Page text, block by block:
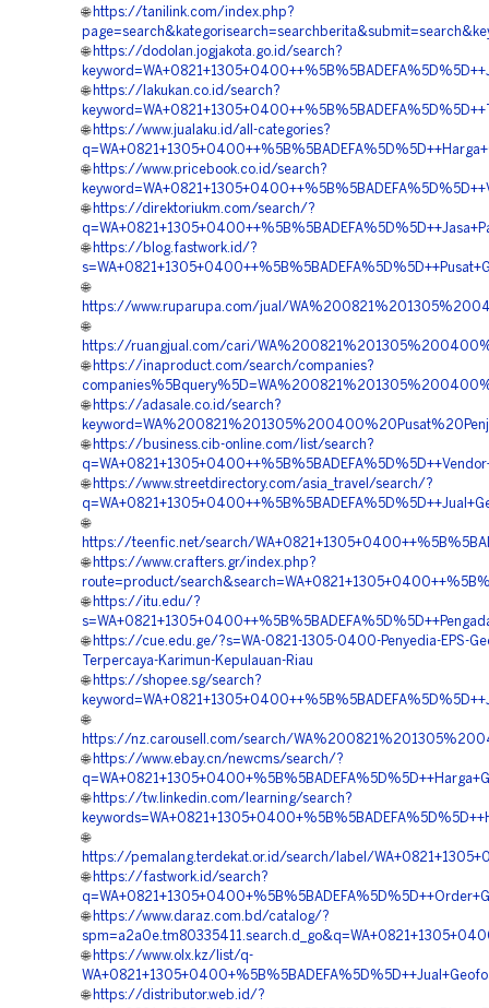
🌐 https://tanilink.com/index.php?
🌐 https://dodolan.jogjakota.go.id/search?
🌐 https://lakukan.co.id/search?
🌐 https://www.jualaku.id/all-categories?
🌐 https://www.pricebook.co.id/search?
🌐 https://direktoriukm.com/search/?
🌐 https://blog.fastwork.id/?
🌐
https://www.ruparupa.com/jual/
🌐
https://ruangjual.com/cari/
🌐 https://inaproduct.com/search/companies?
🌐 https://adasale.co.id/search?
🌐 https://business.cib-online.com/list/search?
🌐 https://www.streetdirectory.com/asia_travel/search/?
🌐
https://teenfic.net/search/
🌐 https://www.crafters.gr/index.php?
route=product/
🌐 https://itu.edu/?
🌐 https://cue.edu.ge/?s=WA-0821-1305-0400-Penyedia-EPS-
Terpercaya-Karimun-Kepulauan-Riau
🌐 https://shopee.sg/search?
🌐
https://nz.carousell.com/search/
🌐 https://www.ebay.cn/newcms/search/?
🌐 https://tw.linkedin.com/learning/search?
🌐
https://pemalang.terdekat.or.id/search/label/
🌐 https://fastwork.id/search?
🌐 https://www.daraz.com.bd/catalog/?
🌐 https://www.olx.kz/list/q-
🌐 https://distributor.web.id/?